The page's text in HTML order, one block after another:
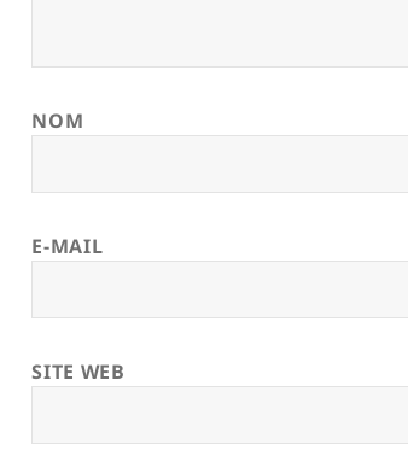
NOM
E-MAIL
SITE WEB